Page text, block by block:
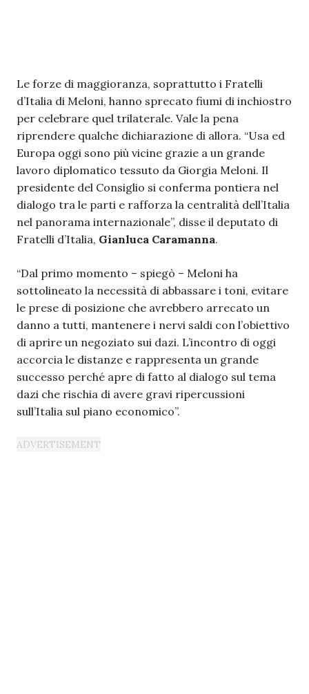
Le forze di maggioranza, soprattutto i Fratelli
d’Italia di Meloni, hanno sprecato fiumi di inchiostro
per celebrare quel trilaterale. Vale la pena
riprendere qualche dichiarazione di allora. “Usa ed
Europa oggi sono più vicine grazie a un grande
lavoro diplomatico tessuto da Giorgia Meloni. Il
presidente del Consiglio si conferma pontiera nel
dialogo tra le parti e rafforza la centralità dell’Italia
nel panorama internazionale”, disse il deputato di
Fratelli d’Italia, Gianluca Caramanna.
“Dal primo momento – spiegò – Meloni ha
sottolineato la necessità di abbassare i toni, evitare
le prese di posizione che avrebbero arrecato un
danno a tutti, mantenere i nervi saldi con l’obiettivo
di aprire un negoziato sui dazi. L’incontro di oggi
accorcia le distanze e rappresenta un grande
successo perché apre di fatto al dialogo sul tema
dazi che rischia di avere gravi ripercussioni
sull’Italia sul piano economico”.